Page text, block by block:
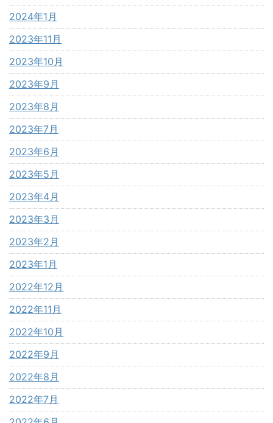
2024年1月
2023年11月
2023年10月
2023年9月
2023年8月
2023年7月
2023年6月
2023年5月
2023年4月
2023年3月
2023年2月
2023年1月
2022年12月
2022年11月
2022年10月
2022年9月
2022年8月
2022年7月